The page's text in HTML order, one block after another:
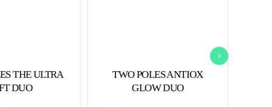
THE ULTRA
DUO
TWO POLES ANTIOX
GLOW DUO